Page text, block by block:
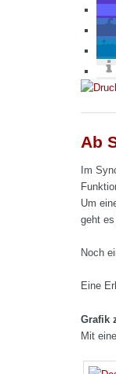
Ab
Im
Um
geht
Noch
Eine
Grafik
Mit